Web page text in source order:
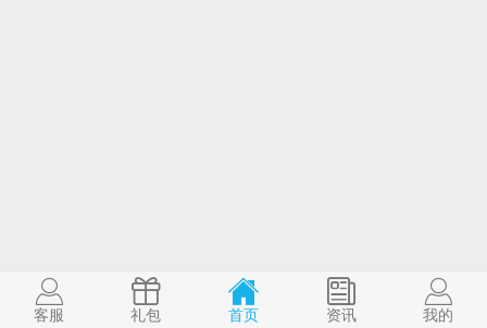
客服 礼包 首页 资讯 我的